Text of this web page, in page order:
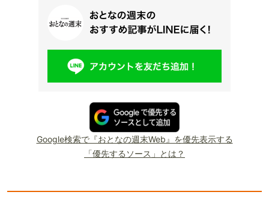
Google検索で『おとなの週末Web』を優先表示する
「優先するソース」とは？